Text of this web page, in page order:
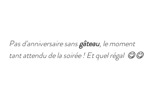
Pas d'anniversaire sans gâteau, le moment
tant attendu de la soirée ! Et quel régal 😋😋